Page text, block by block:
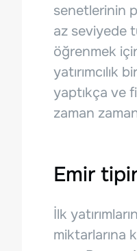
senetlerinin
az seviyede
öğrenmek
yatırımcılık
yaptıkça ve
zaman
Emir
İlk
miktarlarına